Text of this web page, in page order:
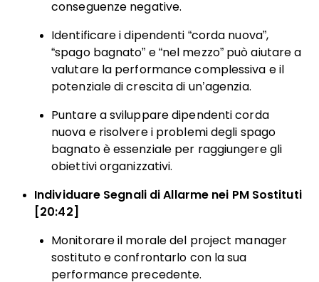
conseguenze negative.
Identificare i dipendenti “corda nuova”,
“spago bagnato” e “nel mezzo” può aiutare a
valutare la performance complessiva e il
potenziale di crescita di un’agenzia.
Puntare a sviluppare dipendenti corda
nuova e risolvere i problemi degli spago
bagnato è essenziale per raggiungere gli
obiettivi organizzativi.
Individuare Segnali di Allarme nei PM Sostituti
[20:42]
Monitorare il morale del project manager
sostituto e confrontarlo con la sua
performance precedente.